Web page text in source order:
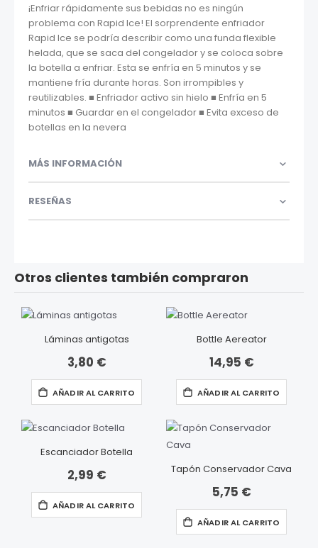
¡Enfriar rápidamente sus bebidas no es ningún
problema con Rapid Ice! El sorprendente enfriador
Rapid Ice se podría describir como una funda flexible
helada, que se saca del congelador y se coloca sobre
la botella a enfriar. Esta se enfría en 5 minutos y se
mantiene fría durante horas. Son irrompibles y
reutilizables. ■ Enfriador activo sin hielo ■ Enfría en 5
minutos ■ Guardar en el congelador ■ Evita exceso de
botellas en la nevera
MÁS INFORMACIÓN
RESEÑAS
Otros clientes también compraron
Láminas antigotas
3,80 €
AÑADIR AL CARRITO
Bottle Aereator
14,95 €
AÑADIR AL CARRITO
Escanciador Botella
2,99 €
AÑADIR AL CARRITO
Tapón Conservador Cava
5,75 €
AÑADIR AL CARRITO